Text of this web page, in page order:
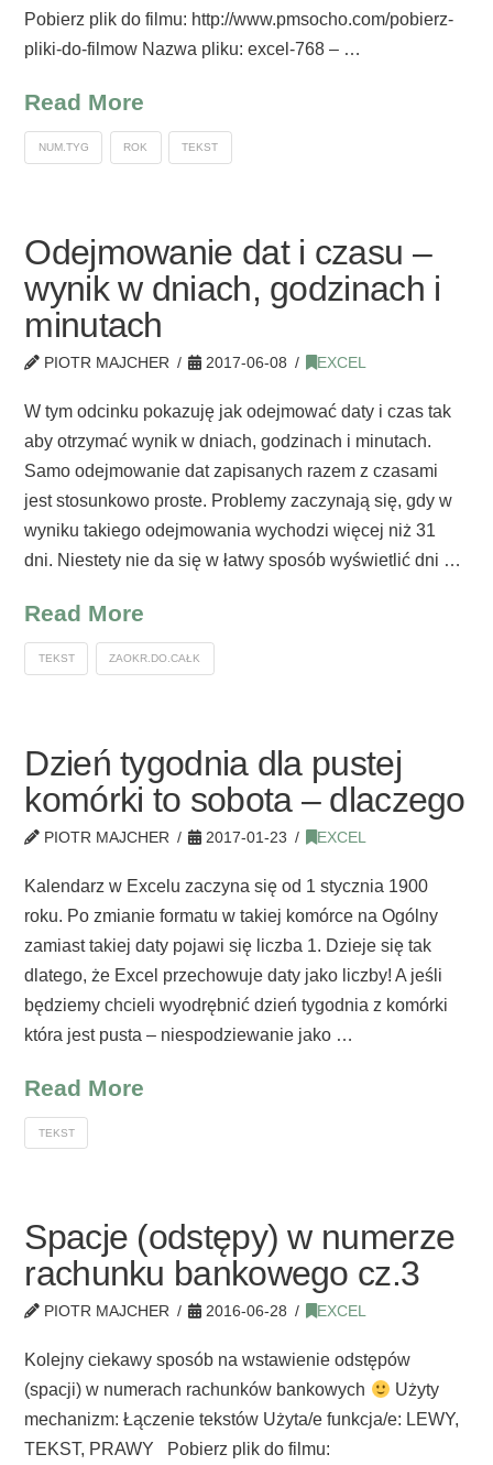
Pobierz plik do filmu: http://www.pmsocho.com/pobierz-
pliki-do-filmow Nazwa pliku: excel-768 – …
Read More
NUM.TYG ROK TEKST
Odejmowanie dat i czasu –
wynik w dniach, godzinach i
minutach
PIOTR MAJCHER 2017-06-08 EXCEL
W tym odcinku pokazuję jak odejmować daty i czas tak
aby otrzymać wynik w dniach, godzinach i minutach.
Samo odejmowanie dat zapisanych razem z czasami
jest stosunkowo proste. Problemy zaczynają się, gdy w
wyniku takiego odejmowania wychodzi więcej niż 31
dni. Niestety nie da się w łatwy sposób wyświetlić dni …
Read More
TEKST ZAOKR.DO.CAŁK
Dzień tygodnia dla pustej
komórki to sobota – dlaczego
PIOTR MAJCHER 2017-01-23 EXCEL
Kalendarz w Excelu zaczyna się od 1 stycznia 1900
roku. Po zmianie formatu w takiej komórce na Ogólny
zamiast takiej daty pojawi się liczba 1. Dzieje się tak
dlatego, że Excel przechowuje daty jako liczby! A jeśli
będziemy chcieli wyodrębnić dzień tygodnia z komórki
która jest pusta – niespodziewanie jako …
Read More
TEKST
Spacje (odstępy) w numerze
rachunku bankowego cz.3
PIOTR MAJCHER 2016-06-28 EXCEL
Kolejny ciekawy sposób na wstawienie odstępów
(spacji) w numerach rachunków bankowych
Użyty
mechanizm: Łączenie tekstów Użyta/e funkcja/e: LEWY,
TEKST, PRAWY Pobierz plik do filmu: